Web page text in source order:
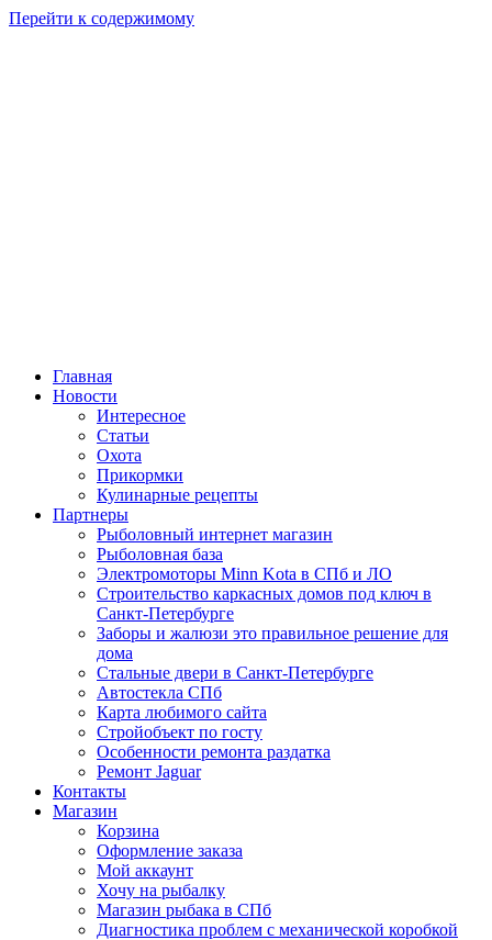
Перейти к содержимому
Главная
Новости
Интересное
Статьи
Охота
Прикормки
Кулинарные рецепты
Партнеры
Рыболовный интернет магазин
Рыболовная база
Электромоторы Minn Kota в СПб и ЛО
Строительство каркасных домов под ключ в
Санкт-Петербурге
Заборы и жалюзи это правильное решение для
дома
Стальные двери в Санкт-Петербурге
Автостекла СПб
Карта любимого сайта
Стройобъект по госту
Особенности ремонта раздатка
Ремонт Jaguar
Контакты
Магазин
Корзина
Оформление заказа
Мой аккаунт
Хочу на рыбалку
Магазин рыбака в СПб
Диагностика проблем с механической коробкой